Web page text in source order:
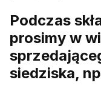
Podczas
prosimy w
siedziska, np